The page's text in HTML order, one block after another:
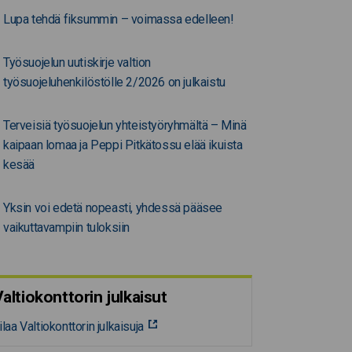
Lupa tehdä fiksummin – voimassa edelleen!
Työsuojelun uutiskirje valtion
työsuojeluhenkilöstölle 2/2026 on julkaistu
Terveisiä työsuojelun yhteistyöryhmältä – Minä
kaipaan lomaa ja Peppi Pitkätossu elää ikuista
kesää
Yksin voi edetä nopeasti, yhdessä pääsee
vaikuttavampiin tuloksiin
julkaisut
Valtiokonttorin julkaisuja